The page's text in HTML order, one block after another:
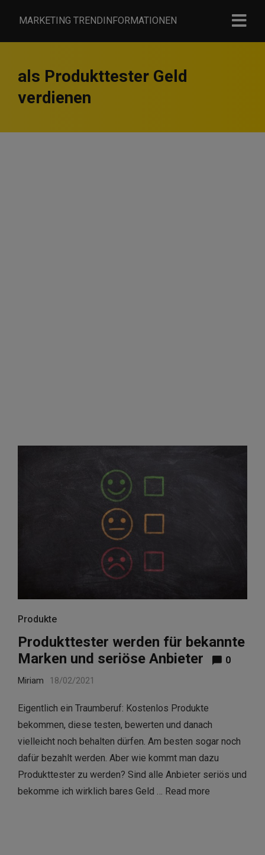
MARKETING TRENDINFORMATIONEN
als Produkttester Geld
verdienen
Produkte
Produkttester werden für bekannte
Marken und seriöse Anbieter
0
Miriam 18/02/2021
Eigentlich ein Traumberuf: Kostenlos Produkte
bekommen, diese testen, bewerten und danach
vielleicht noch behalten dürfen. Am besten sogar noch
dafür bezahlt werden. Aber wie kommt man dazu
Produkttester zu werden? Sind alle Anbieter seriös und
bekomme ich wirklich bares Geld … Read more